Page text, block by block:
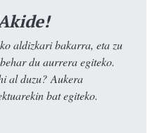
aldizkari bakarra, eta zu
du aurrera egiteko.
al duzu? Aukera
bat egiteko.